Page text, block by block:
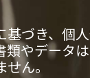
基づき、個
類やデータ
ん。